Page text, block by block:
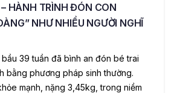
HÀNH TRÌNH ĐÓN CON
NHƯ NHIỀU NGƯỜI NGHĨ
39 tuần đã bình an đón bé trai
bằng phương pháp sinh thường.
mạnh, nặng 3,45kg, trong niềm